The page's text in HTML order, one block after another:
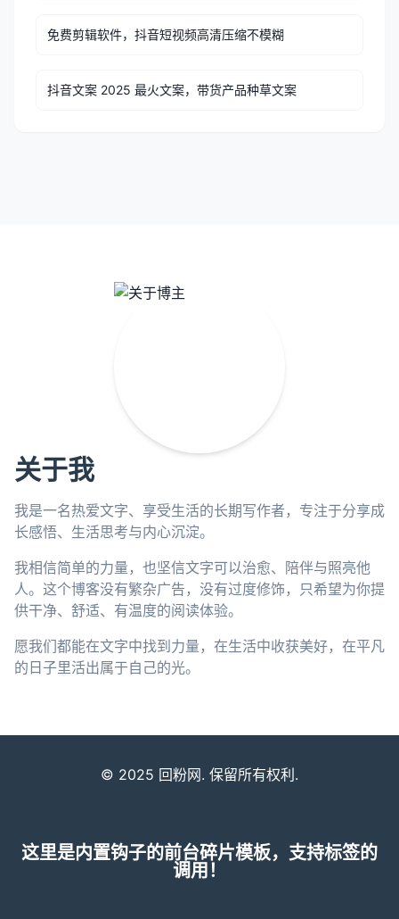
免费剪辑软件，抖音短视频高清压缩不模糊
抖音文案 2025 最火文案，带货产品种草文案
关于我
我是一名热爱文字、享受生活的长期写作者，专注于分享成
长感悟、生活思考与内心沉淀。
我相信简单的力量，也坚信文字可以治愈、陪伴与照亮他
人。这个博客没有繁杂广告，没有过度修饰，只希望为你提
供干净、舒适、有温度的阅读体验。
愿我们都能在文字中找到力量，在生活中收获美好，在平凡
的日子里活出属于自己的光。
© 2025 回粉网. 保留所有权利.
这里是内置钩子的前台碎片模板，支持标签的
调用！